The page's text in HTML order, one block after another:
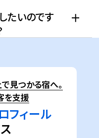
たいのです
見つかる宿へ。
を支援
フィール